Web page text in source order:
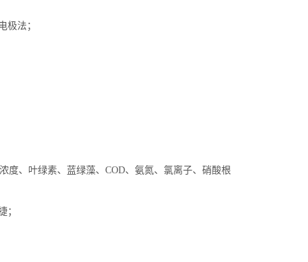
极法；
度、叶绿素、蓝绿藻、COD、氨氮、氯离子、硝酸根
；